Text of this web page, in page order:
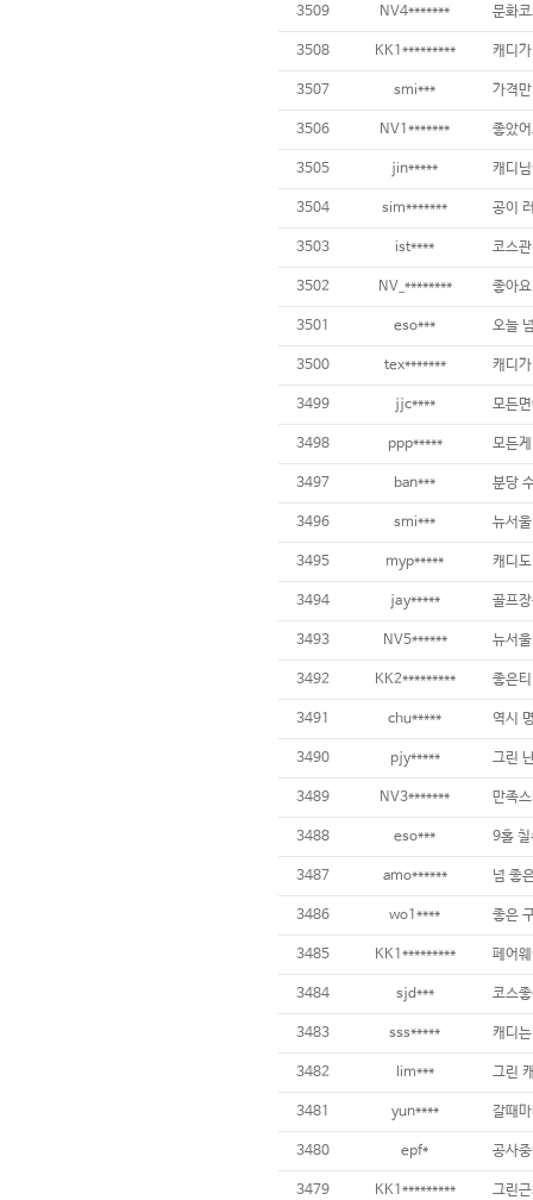
3509 NV4*******
3508 KK1*********
3507 smi*** 가격
3506 NV1*******
3505 jin*****
3504 sim*******
3503 ist****
3502 NV_********
3501 eso***
3500 tex*******
3499 jjc****
3498 ppp*****
3497 ban***
3496 smi***
3495 myp*****
3494 jay*****
3493 NV5******
3492 KK2*********
3491 chu*****
3490 pjy*****
3489 NV3******* 만족
3488 eso*** 9홀
3487 amo******
3486 wo1****
3485 KK1*********
3484 sjd*** 코스
3483 sss*****
3482 lim***
3481 yun****
3480 epf*
3479 KK1*********